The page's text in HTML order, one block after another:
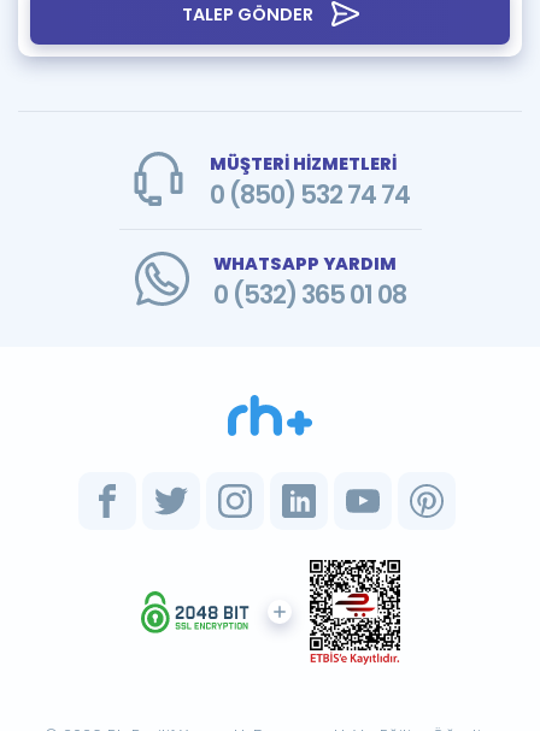
TALEP GÖNDER
MÜŞTERİ HİZMETLERİ
0 (850) 532 74 74
WHATSAPP YARDIM
0 (532) 365 01 08